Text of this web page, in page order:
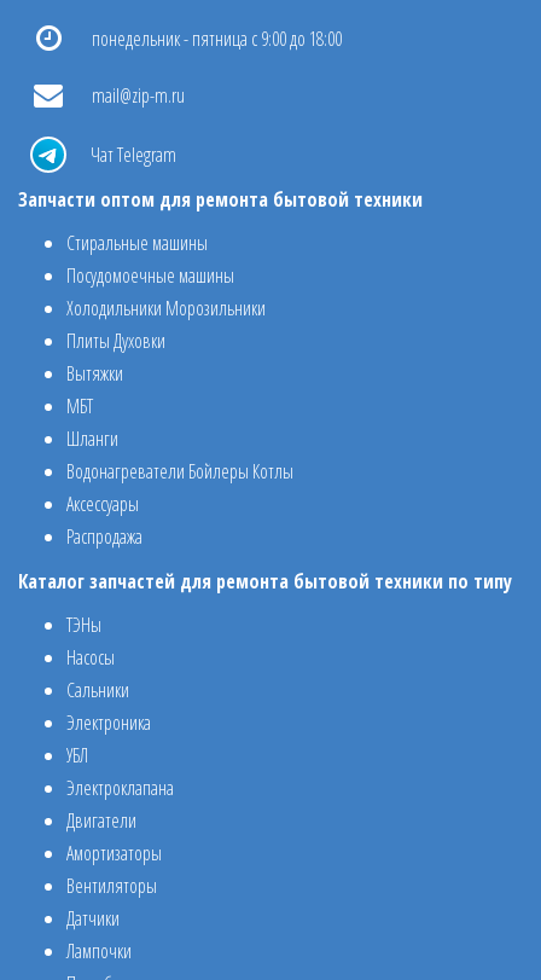
понедельник - пятница с 9:00 до 18:00
mail@zip-m.ru
Чат Telegram
Запчасти оптом для ремонта бытовой техники
Стиральные машины
Посудомоечные машины
Холодильники Морозильники
Плиты Духовки
Вытяжки
МБТ
Шланги
Водонагреватели Бойлеры Котлы
Аксессуары
Распродажа
Каталог запчастей для ремонта бытовой техники по типу
ТЭНы
Насосы
Сальники
Электроника
УБЛ
Электроклапана
Двигатели
Амортизаторы
Вентиляторы
Датчики
Лампочки